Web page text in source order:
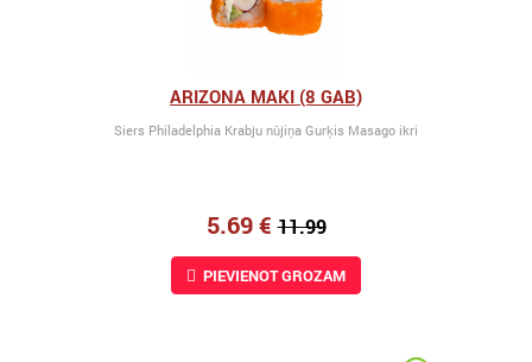
ARIZONA MAKI (8 GAB)
Siers Philadelphia Krabju nūjiņa Gurķis Masago ikri
5.69 €11.99
PIEVIENOT GROZAM